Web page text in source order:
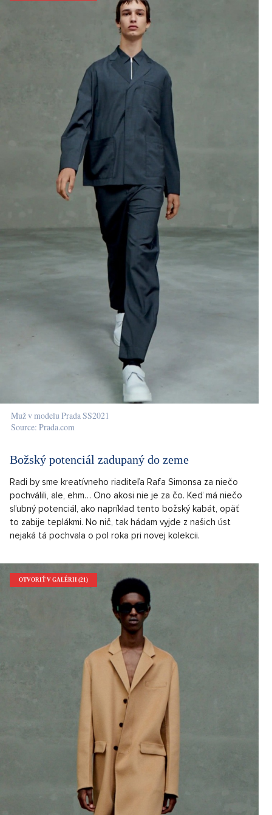
Muž v modelu Prada SS2021
Source: Prada.com
Božský potenciál zadupaný do zeme
Radi by sme kreatívneho riaditeľa Rafa Simonsa za niečo
pochválili, ale, ehm… Ono akosi nie je za čo. Keď má niečo
sľubný potenciál, ako napríklad tento božský kabát, opäť
to zabije teplákmi. No nič, tak hádam vyjde z našich úst
nejaká tá pochvala o pol roka pri novej kolekcii.
OTVORIŤ V GALÉRII (21)